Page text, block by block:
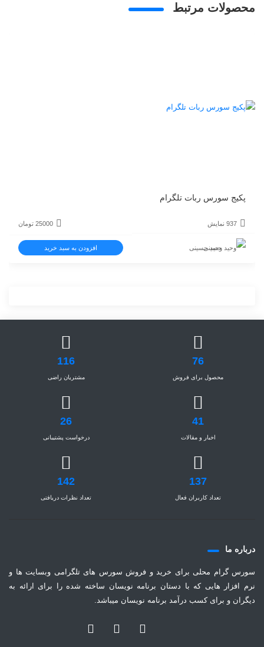
محصولات مرتبط
پکیج سورس ربات تلگرام
937 نمایش 25000 تومان
وحید حسینی افزودن به سبد خرید
76
محصول برای فروش
116
مشتریان راضی
41
اخبار و مقالات
26
درخواست پشتیبانی
137
تعداد کاربران فعال
142
تعداد نظرات دریافتی
درباره ما
سورس گرام محلی برای خرید و فروش سورس های تلگرامی وبسایت ها و
نرم افزار هایی که با دستان برنامه نویسان ساخته شده را برای ارائه به
دیگران و برای کسب درآمد برنامه نویسان میباشد.